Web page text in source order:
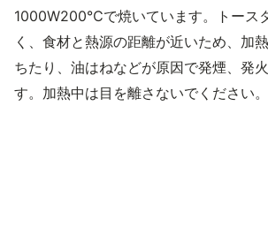
1000W200℃で焼いています。トース
く、食材と熱源の距離が近いため、加
ちたり、油はねなどが原因で発煙、発
す。加熱中は目を離さないでください。